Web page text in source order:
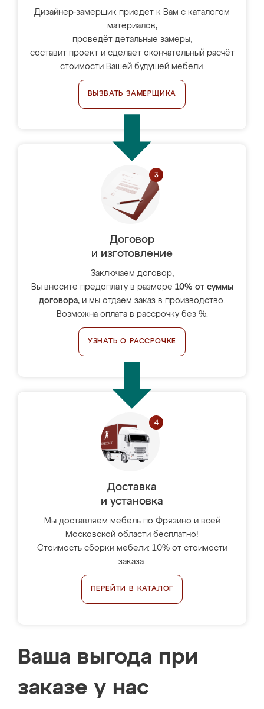
Дизайнер-замерщик приедет к Вам с каталогом
материалов,
проведёт детальные замеры,
составит проект и сделает окончательный расчёт
стоимости Вашей будущей мебели.
ВЫЗВАТЬ ЗАМЕРЩИКА
Договор
и изготовление
Заключаем договор,
Вы вносите предоплату в размере 10% от суммы
договора, и мы отдаём заказ в производство.
Возможна оплата в рассрочку без %.
УЗНАТЬ О РАССРОЧКЕ
Доставка
и установка
Мы доставляем мебель по Фрязино и всей
Московской области бесплатно!
Стоимость сборки мебели: 10% от стоимости
заказа.
ПЕРЕЙТИ В КАТАЛОГ
Ваша выгода при
заказе у нас